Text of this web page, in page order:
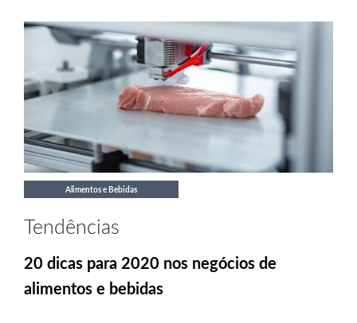
Alimentos e Bebidas
Tendências
20 dicas para 2020 nos negócios de
alimentos e bebidas